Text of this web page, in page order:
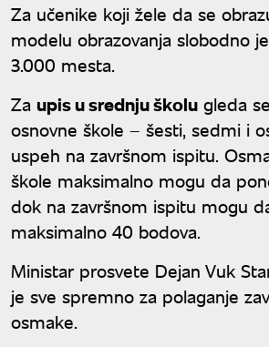
Za učenike koji žele da se
modelu obrazovanja slobodno
3.000 mesta.
Za upis u srednju školu gleda
osnovne škole – šesti, sedmi i
uspeh na završnom ispitu.
škole maksimalno mogu da
dok na završnom ispitu mogu
maksimalno 40 bodova.
Ministar prosvete Dejan Vuk
je sve spremno za polaganje
osmake.